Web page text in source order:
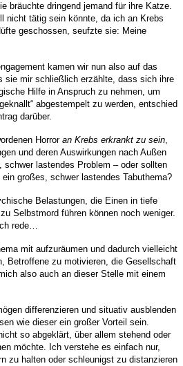
bräuchte dringend jemand für ihre Katze.
nicht tätig sein könnte, da ich an Krebs
geschossen, seufzte sie: Meine
kamen wir nun also auf das
sie mir schließlich erzählte, dass sich ihre
Hilfe in Anspruch zu nehmen, um
abgestempelt zu werden, entschied
darüber.
Horror an Krebs erkrankt zu sein,
und deren Auswirkungen nach Außen
lastendes Problem – oder sollten
großes, schwer lastendes Tabuthema?
Belastungen, die Einen in tiefe
Selbstmord führen können noch weniger.
rede…
mit aufzuräumen und dadurch vielleicht
Betroffene zu motivieren, die Gesellschaft
also auch an dieser Stelle mit einem
differenzieren und situativ ausblenden
wie dieser ein großer Vorteil sein.
so abgeklärt, über allem stehend oder
möchte. Ich verstehe es einfach nur,
zu halten oder schleunigst zu distanzieren